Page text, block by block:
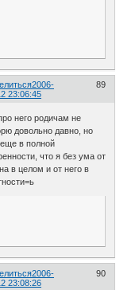
89
2006-
23:06:45
него родичам не
довольно давно, но
в полной
что я без ума от
в целом и от него в
90
2006-
23:08:26